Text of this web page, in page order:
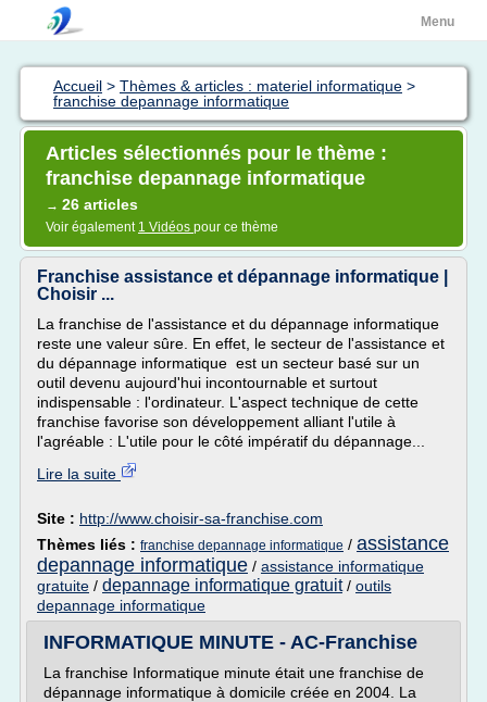
Menu
Accueil > Thèmes & articles : materiel informatique >
franchise depannage informatique
Articles sélectionnés pour le thème :
franchise depannage informatique
→ 26 articles
Voir également 1 Vidéos pour ce thème
Franchise assistance et dépannage informatique |
Choisir ...
La franchise de l'assistance et du dépannage informatique
reste une valeur sûre. En effet, le secteur de l'assistance et
du dépannage informatique est un secteur basé sur un
outil devenu aujourd'hui incontournable et surtout
indispensable : l'ordinateur. L'aspect technique de cette
franchise favorise son développement alliant l'utile à
l'agréable : L'utile pour le côté impératif du dépannage...
Lire la suite
Site : http://www.choisir-sa-franchise.com
Thèmes liés : franchise depannage informatique / assistance
depannage informatique / assistance informatique
gratuite / depannage informatique gratuit/ outils
depannage informatique
INFORMATIQUE MINUTE - AC-Franchise
La franchise Informatique minute était une franchise de
dépannage informatique à domicile créée en 2004. La